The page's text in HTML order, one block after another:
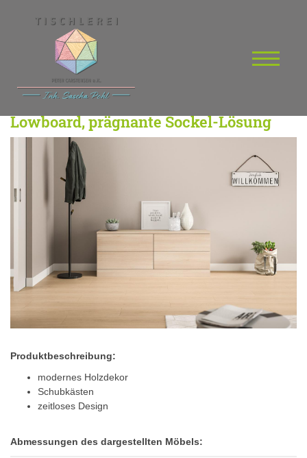
Lowboard, prägnante Sockel-Lösung
Produktbeschreibung:
modernes Holzdekor
Schubkästen
zeitloses Design
Abmessungen des dargestellten Möbels: